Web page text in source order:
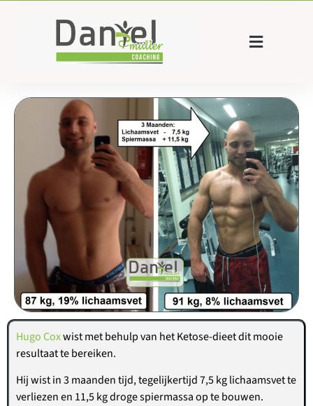
Hugo Coxwist met behulp van het Ketose-dieet dit mooie
resultaat te bereiken.
Hij wist in 3 maanden tijd, tegelijkertijd 7,5 kg lichaamsvet te
verliezen en 11,5 kg droge spiermassa op te bouwen.